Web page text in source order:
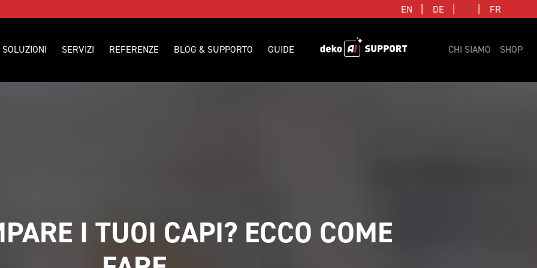
EN DE IT FR
SOLUZIONI SERVIZI REFERENZE BLOG & SUPPORTO GUIDE CHI SIAMO SHOP
I TUOI CAPI? ECCO COME